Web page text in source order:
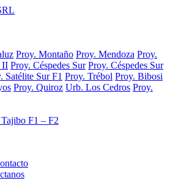
Proy. Montaño Proy. Mendoza Proy.
II Proy. Céspedes Sur Proy. Céspedes Sur
Satélite Sur F1 Proy. Trébol Proy. Bibosi
Proy. Quiroz Urb. Los Cedros Proy.
F1 – F2